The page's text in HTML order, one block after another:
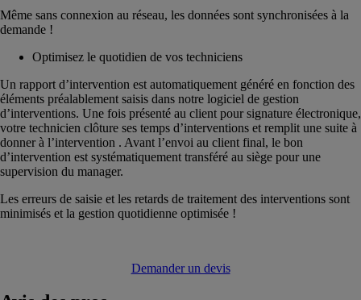
Même sans connexion au réseau, les données sont synchronisées à la
demande !
Optimisez le quotidien de vos techniciens
Un rapport d’intervention est automatiquement généré en fonction des
éléments préalablement saisis dans notre logiciel de gestion
d’interventions. Une fois présenté au client pour signature électronique,
votre technicien clôture ses temps d’interventions et remplit une suite à
donner à l’intervention . Avant l’envoi au client final, le bon
d’intervention est systématiquement transféré au siège pour une
supervision du manager.
Les erreurs de saisie et les retards de traitement des interventions sont
minimisés et la gestion quotidienne optimisée !
Demander un devis